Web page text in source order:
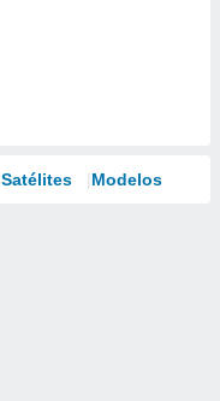
Satélites Modelos